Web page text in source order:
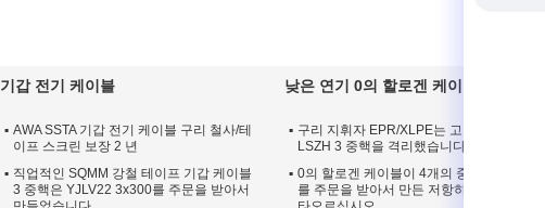
기갑 전기 케이블
AWA SSTA 기갑 전기 케이블 구리 철사/테
이프 스크린 보장 2 년
직업적인 SQMM 강철 테이프 기갑 케이블
3 중핵은 YJLV22 3x300를 주문을 받아서
낮은 연기 0의 할로겐 케이블
구리 지휘자 EPR/XLPE는 고압선 SWA MV
LSZH 3 중핵을 격리했습니다
0의 할로겐 케이블이 4개의 중핵 0.6KV/1KV
를 주문을 받아서 만든 저항하는 낮은 연기를